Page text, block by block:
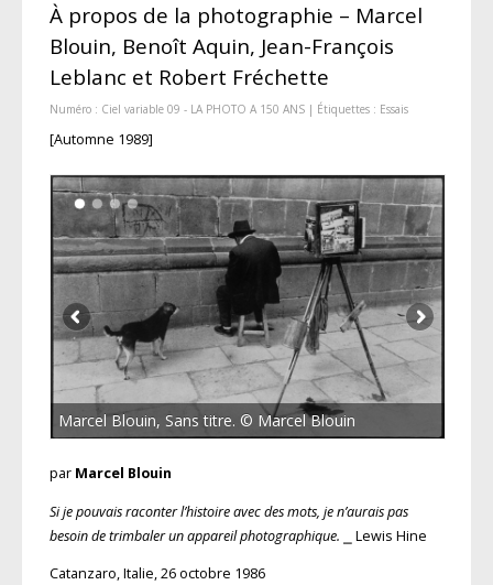
À propos de la photographie – Marcel
Blouin, Benoît Aquin, Jean-François
Leblanc et Robert Fréchette
Numéro : Ciel variable 09 - LA PHOTO A 150 ANS| Étiquettes : Essais
[Automne 1989]
Marcel Blouin, Sans titre. © Marcel Blouin
par Marcel Blouin
Si je pouvais raconter l’histoire avec des mots, je n’aurais pas
besoin de trimbaler un appareil photographique. ⎯ Lewis Hine
Catanzaro, Italie, 26 octobre 1986